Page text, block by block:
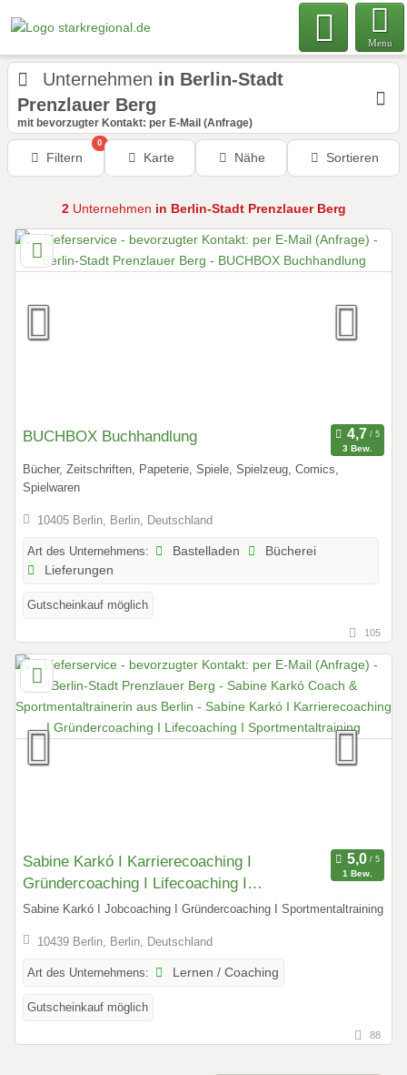
Menu
Unternehmen in Berlin-Stadt
Prenzlauer Berg
mit bevorzugter Kontakt: per E-Mail (Anfrage)
Filtern
0
Karte Nähe Sortieren
2Unternehmen in Berlin-Stadt Prenzlauer Berg
BUCHBOX Buchhandlung
3 Bew.
Bücher, Zeitschriften, Papeterie, Spiele, Spielzeug, Comics,
Spielwaren
10405 Berlin, Berlin, Deutschland
Art des Unternehmens: Bastelladen
Bücherei
Lieferungen
Gutscheinkauf möglich
105
Sabine Karkó I Karrierecoaching I
Gründercoaching I Lifecoaching I
Sportmentaltraining
1 Bew.
Sabine Karkó I Jobcoaching I Gründercoaching I Sportmentaltraining
10439 Berlin, Berlin, Deutschland
Art des Unternehmens: Lernen / Coaching
Gutscheinkauf möglich
88